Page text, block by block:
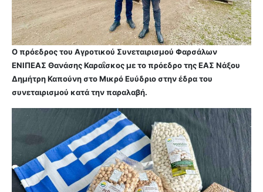
Ο πρόεδρος του Αγροτικού Συνεταιρισμού Φαρσάλων
ΕΝΙΠΕΑΣ Θανάσης Καραΐσκος με το πρόεδρο της ΕΑΣ Νάξου
Δημήτρη Καπούνη στο Μικρό Ευύδριο στην έδρα του
συνεταιρισμού κατά την παραλαβή.